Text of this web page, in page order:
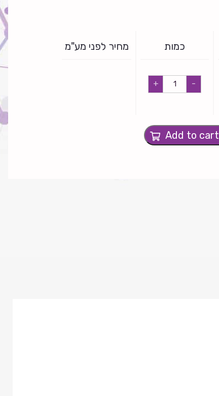
כמות
-
אניס
quantity
+
מחיר לפני מע"מ
Add to cart